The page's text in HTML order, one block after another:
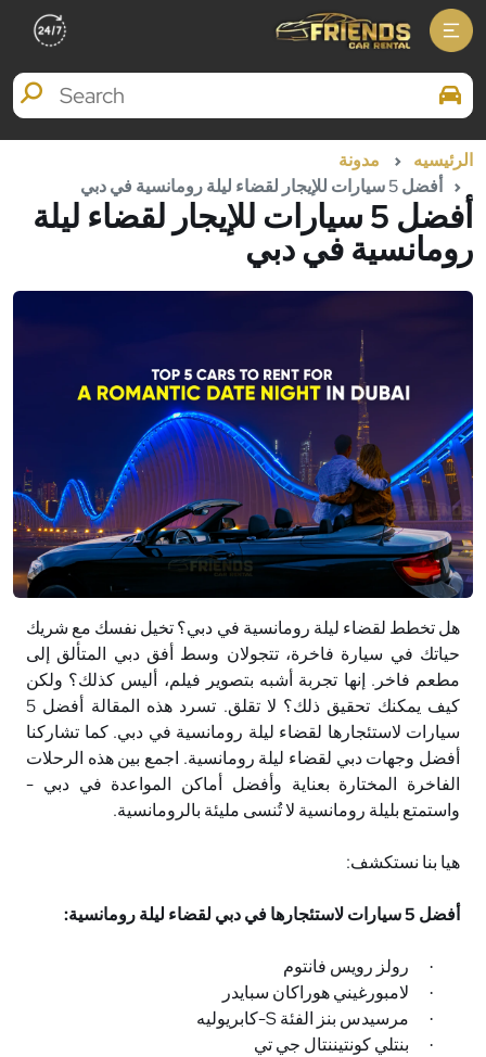
Search Brands
الرئيسيه
مدونة
أفضل 5 سيارات للإيجار لقضاء ليلة رومانسية في دبي
أفضل 5 سيارات للإيجار لقضاء ليلة
رومانسية في دبي
هل تخطط لقضاء ليلة رومانسية في دبي؟ تخيل نفسك مع شريك
حياتك في سيارة فاخرة، تتجولان وسط أفق دبي المتألق إلى
مطعم فاخر. إنها تجربة أشبه بتصوير فيلم، أليس كذلك؟ ولكن
كيف يمكنك تحقيق ذلك؟ لا تقلق. تسرد هذه المقالة أفضل 5
سيارات لاستئجارها لقضاء ليلة رومانسية في دبي. كما تشاركنا
أفضل وجهات دبي لقضاء ليلة رومانسية. اجمع بين هذه الرحلات
الفاخرة المختارة بعناية وأفضل أماكن المواعدة في دبي -
واستمتع بليلة رومانسية لا تُنسى مليئة بالرومانسية.
هيا بنا نستكشف:
أفضل 5 سيارات لاستئجارها في دبي لقضاء ليلة رومانسية :
· رولز رويس فانتوم
· لامبورغيني هوراكان سبايدر
· مرسيدس بنز الفئة -Sكابريوليه
· بنتلي كونتيننتال جي تي